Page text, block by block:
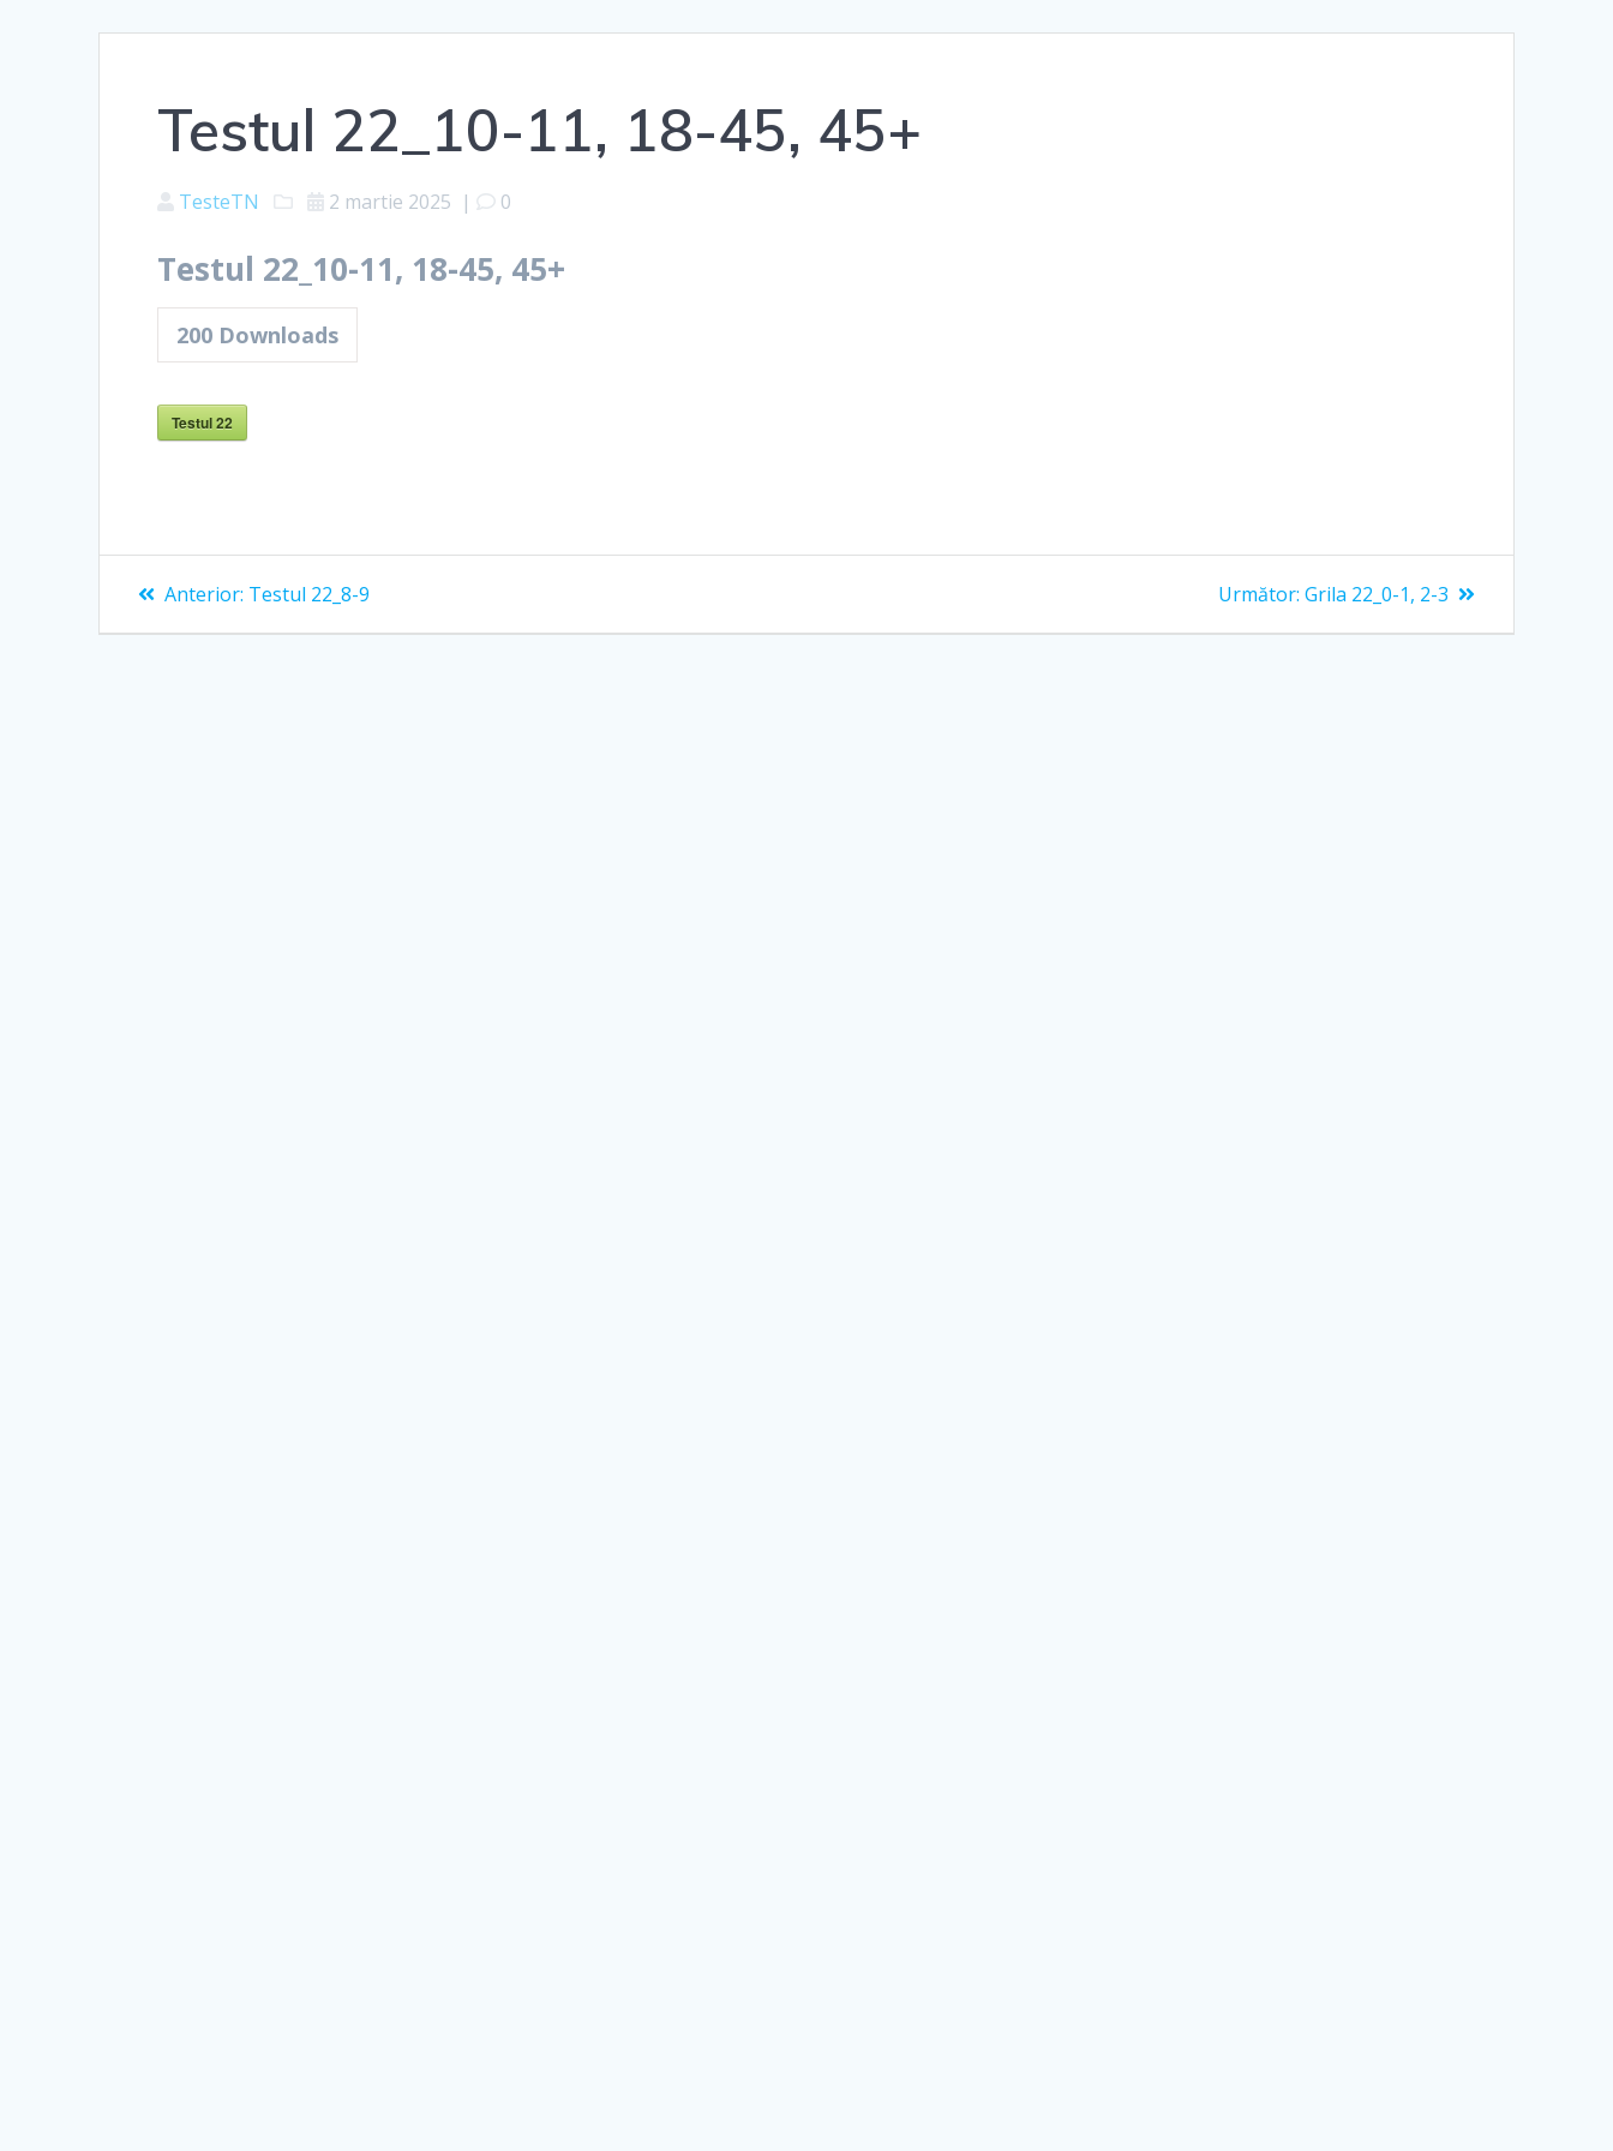
Testul 22_10-11, 18-45, 45+
TesteTN 2 martie 2025 | 0
Testul 22_10-11, 18-45, 45+
200 Downloads
Testul 22
Navigare
în
Anterior: Articolul
Testul 22_8-9 Următor: Articolul
Grila 22_0-1, 2-3